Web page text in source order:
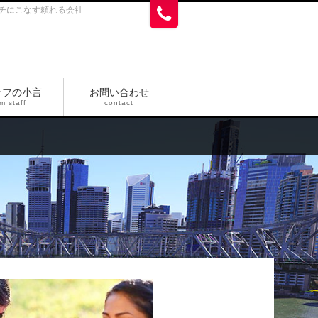
にこなす頼れる会社
の小言
staff
お問い合わせ
contact